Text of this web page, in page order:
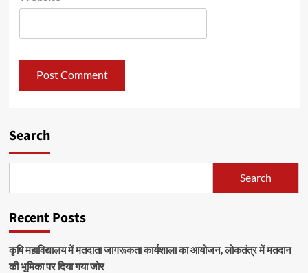
Search
Search
Recent Posts
कृषि महाविद्यालय में मतदाता जागरूकता कार्यशाला का आयोजन, लोकतंत्र में मतदान
की भूमिका पर दिया गया जोर